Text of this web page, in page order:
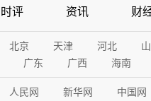
时评 资讯 财
北京 天津 河北
广东 广西 海南
人民网 新华网 中国网